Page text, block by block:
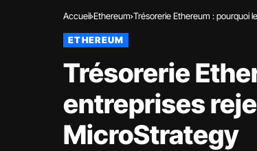
Accueil Ethereum Trésorerie Ethereum : pourquoi
ETHEREUM
Trésorerie
entreprises
MicroStrategy